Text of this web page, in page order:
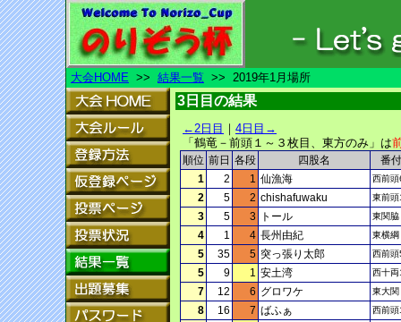
大会HOME >> 結果一覧 >> 2019年1月場所
3日目の結果
←2日目 ｜ 4日目→
「鶴竜－前頭１～３枚目、東方のみ」は
順位 前日 各段 四股名
番付
1
2 1 仙漁海 西前頭
2 5 2 chishafuwaku 東前
3 5 3 トール 東関脇
4 1 4 長州由紀 東横綱
5 35 5 突っ張り太郎 西前頭
5 9 1 安土湾 西十
7 12 6 グロワケ 東大関
8 16 7 ばふぁ 西前